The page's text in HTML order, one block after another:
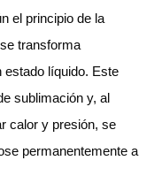
el principio de la
transforma
estado líquido. Este
sublimación y, al
calor y presión, se
permanentemente a